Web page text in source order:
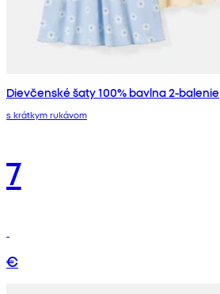
Dievčenské šaty 100% bavlna 2-balenie
s krátkym rukávom
7
€